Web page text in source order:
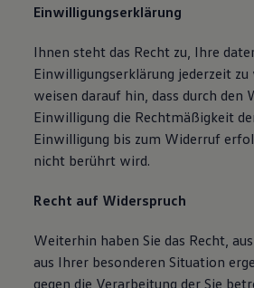
Einwilligungserklärung
Ihnen steht das Recht zu, Ihre
Einwilligungserklärung jederzeit
weisen darauf hin, dass durch den
Einwilligung die Rechtmäßigkeit
Einwilligung bis zum Widerruf
nicht berührt wird.
Recht auf Widerspruch
Weiterhin haben Sie das Recht,
aus Ihrer besonderen Situation
gegen die Verarbeitung der Sie